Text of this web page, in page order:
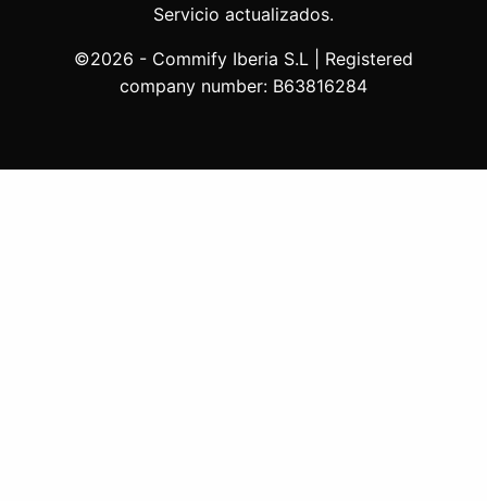
Servicio actualizados.
©2026 - Commify Iberia S.L | Registered
company number: B63816284